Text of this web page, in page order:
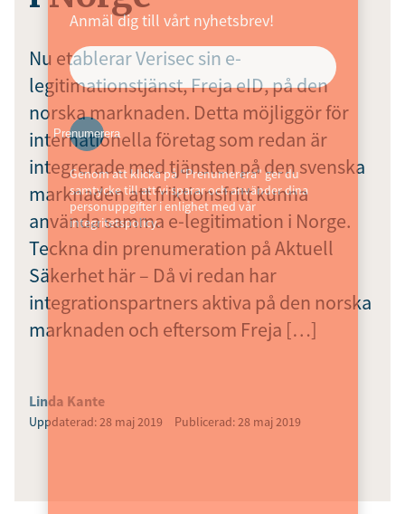
Nu etablerar Verisec sin e-
legitimationstjänst, Freja eID, på den
norska marknaden. Detta möjliggör för
internationella företag som redan är
integrerade med tjänsten på den svenska
marknaden att friktionsfritt kunna
använda samma e-legitimation i Norge.
Teckna din prenumeration på Aktuell
Säkerhet här – Då vi redan har
integrationspartners aktiva på den norska
marknaden och eftersom Freja […]
Linda Kante
Uppdaterad: 28 maj 2019 Publicerad: 28 maj 2019
Anmäl dig till vårt nyhetsbrev!
Prenumerera
Genom att klicka på "Prenumerera" ger du
samtycke till att vi sparar och använder dina
personuppgifter i enlighet med vår
integritetspolicy.